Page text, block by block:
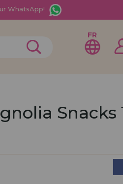
WhatsApp!
en tant que
FR
Snacks